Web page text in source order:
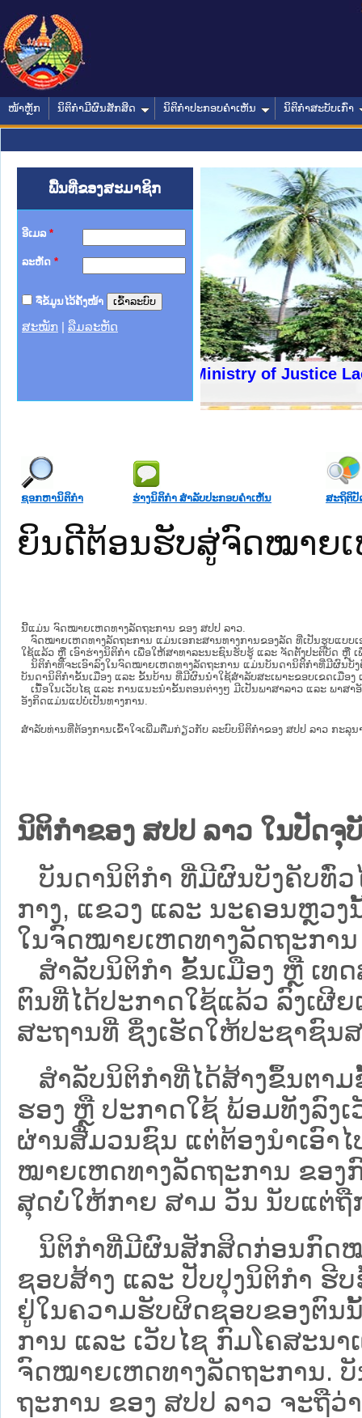
ໜ້າຫຼັກ ນິຕິກໍາມີຜົນສັກສິດ ນິຕິກໍາປະກອບຄໍາເຫັນ ນິຕິກໍາສະບັບເກົ່າ
ພື້ນທີ່ຂອງສະມາຊິກ
ອີເມລ *
ລະຫັດ *
ຈື່ຂໍ້ມູນໄວ້ຄັ້ງໜ້າ
ສະໝັກ ລືມລະຫັດ
Ministry of Justice Lao PDR
ຊາຊົນ ພາກເໜືອ
ການ
ກາງ
ກໃຕ້
ນຕຳຫຼວດປະຊາຊົນ
ສັນຕິບານປະຊາຊົນ
ກເໜືອ
ຊາຊົນ ພາກກາງ
ຊອກຫານິຕິກໍາ ຮ່າງນິຕິກໍາ ສໍາລັບປະກອບຄໍາເຫັນ ສະຖິຕິປັ
ຍິນດີຕ້ອນຮັບສູ່ຈົດໝາຍເ
ນີ້ແມ່ນ ຈົດໝາຍເຫດທາງລັດຖະການ ຂອງ ສປປ ລາວ.
ຈົດໝາຍເຫດທາງລັດຖະການ ແມ່ນ​ເອ​ກະ​ສານ​ທາງ​ການ​ຂອງ​ລັດ ທີ່​ເປັນ​ຮູບ​ແບບ​
ໃຊ້ແລ້ວ ຫຼື ເອົາຮ່າງນິຕິກໍາ ເພື່ອໃຫ້​ສາ​ທາ​ລະ​ນະ​ຊົນ​ຮັບ​ຮູ້ ແລະ ຈັດ​ຕັ້ງ​ປະ​ຕິ​ບັດ ຫຼື
ນິ​ຕິ​ກຳ​ທີ່​ຈະ​ເອົາ​ລົງ​ໃນ​ຈົດ​ໝາຍ​ເຫດ​ທາງ​ລັດ​ຖະ​ການ ​ແມ່ນ​ບັນ​ດາ​ນິ​ຕິ​ກຳ​ທີ່​ມີ​ຜົນ​ບັ
ບັນ​ດານິ​ຕິ​ກຳ​ຂັ້ນ​ເມືອງ ແລະ ຂັ້ນ​ບ້ານ ​ທີ່​ມີ​ຜົນ​ນຳ​ໃຊ້​ສຳ​ລັບ​ສະ​ເພາະ​ຂອບ​ເຂດ​ເມືອງ
ເນື້ອໃນ​ເວັບ​ໄຊ​ ແລະ ການແນະນໍາຂັ້ນຕອນຕ່າງໆ ມີເປັນພາສາລາວ ແລະ ພາສ
ອັງກິດແມ່ນແປບໍ່ເປັນທາງການ.
ສໍາລັບທ່ານທີ່ຕ້ອງການເຂົ້າໃຈເພີ່ມຕື່ມກ່ຽວກັບ ລະບົບນິຕິກຳຂອງ ສປປ ລາວ ກະລຸນ
ນິຕິກຳຂອງ ສປປ ລາວ ໃນປັດ
ບັນດານິຕິກໍາ ທີ່ມີຜົນບັງຄັບທົ່
ກາງ, ແຂວງ ແລະ ນະຄອນຫຼວ
ໃນຈົດໝາຍເຫດທາງລັດຖະການ
ສຳລັບນິ​ຕິ​ກຳ ຂັ້ນເມືອງ ຫຼື ເທ
ຕົນທີ່ໄດ້ປະກາດໃຊ້ແລ້ວ ລົງ​ເຜີ
ສະຖານທີ່ ຊຶ່ງເຮັດໃຫ້ປະຊາຊົນສ
ສໍາລັບນິຕິກໍາທີ່ໄດ້ສ້າງຂຶ້ນຕາ
ຮອງ ຫຼື ປະກາດໃຊ້ ພ້ອມທັງລົງ
ຜ່ານສື່ມວນຊົນ ແຕ່ຕ້ອງນໍາເອົາ
ໝາຍ​ເຫດ​ທາງ​ລັດ​ຖະ​ການ​ ຂອ
ສຸດບໍ່ໃຫ້ກາຍ ສາມ ວັນ ນັບແຕ່ຖື
ນິ​ຕິ​ກຳ​ທີ່​ມີ​ຜົນ​ສັກ​ສິດ​ກ່ອນ​ກົດ​ໝ
ຊອບ​ສ້າງ ແລະ ປັບ​ປຸງນິ​ຕິ​ກຳ ຮີ
ຢູ່ໃນຄວາມຮັບຜິດຊອບຂອງຕົນ
ການ ແລະ ເວັບໄຊ​ ກົມໂຄສະນ
ຈົດໝາຍເຫດທາງລັດຖະການ.
ຖະ​ການ ຂອງ ສປ​ປ ລາວ ​ຈະຖື​